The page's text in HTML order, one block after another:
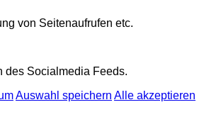
von Seitenaufrufen etc.
des Socialmedia Feeds.
Auswahl speichern Alle akzeptieren